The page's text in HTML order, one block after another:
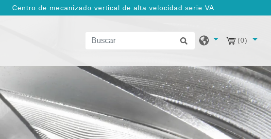
Centro de mecanizado vertical de alta velocidad serie VA
(0)